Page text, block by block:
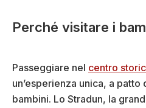
Perché visitare i
Passeggiare nel centro
un’esperienza unica, a
bambini. Lo Stradun, la